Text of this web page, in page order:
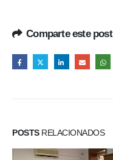
Comparte este post
POSTSRELACIONADOS